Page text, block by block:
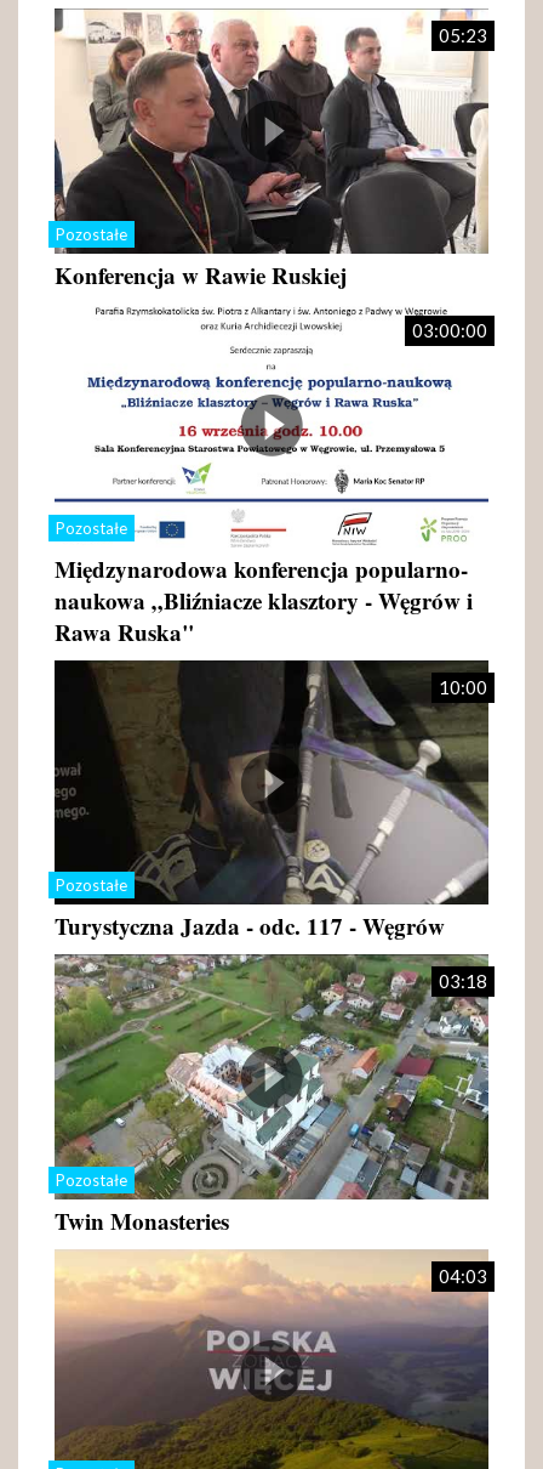
Pozostałe
05:23
Konferencja w Rawie Ruskiej
Pozostałe
03:00:00
Międzynarodowa konferencja popularno-
naukowa „Bliźniacze klasztory - Węgrów i
Rawa Ruska"
Pozostałe
10:00
Turystyczna Jazda - odc. 117 - Węgrów
Pozostałe
03:18
Twin Monasteries
04:03